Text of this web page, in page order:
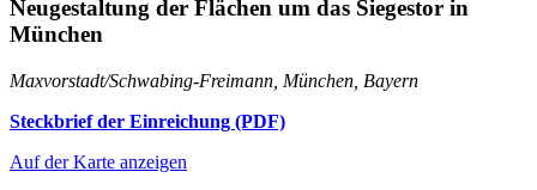
Neugestaltung der Flächen um das Siegestor in
München
Maxvorstadt/Schwabing-Freimann, München, Bayern
Steckbrief der Einreichung (PDF)
Auf der Karte anzeigen